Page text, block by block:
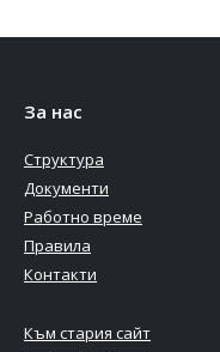
За нас
Структура
Документи
Работно време
Правила
Контакти
Към стария сайт